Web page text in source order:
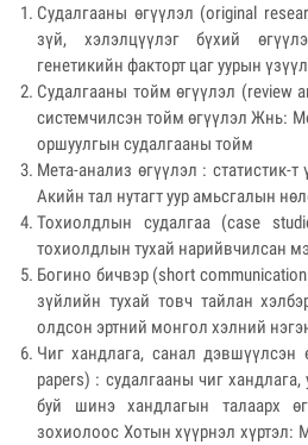
Судалгааны өгүүлэл (original
зүй, хэлэлцүүлэг бүхий
генетикийн факторт цаг уурын
Судалгааны тойм өгүүлэл (review
системчилсэн тойм өгүүлэл Жнь:
оршуулгын судалгааны тойм
Мета-анализ өгүүлэл : статистик-
Акийн тал нутагт уур амьсгалын
Тохиолдлын судалгаа (case
тохиолдлын тухай нарийвчилсан
Богино бичвэр (short
зүйлийн тухай товч тайлан
олдсон эртний монгол хэлний
Чиг хандлага, санал дэвшүүлсэн
papers) : судалгааны чиг
буй шинэ хандлагын талаарх
зохиолоос Хотын хүүрнэл хүртэл: